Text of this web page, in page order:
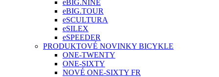
eBIG.NINE
eBIG.TOUR
eSCULTURA
eSILEX
eSPEEDER
PRODUKTOVÉ NOVINKY BICYKLE
ONE-TWENTY
ONE-SIXTY
NOVÉ ONE-SIXTY FR